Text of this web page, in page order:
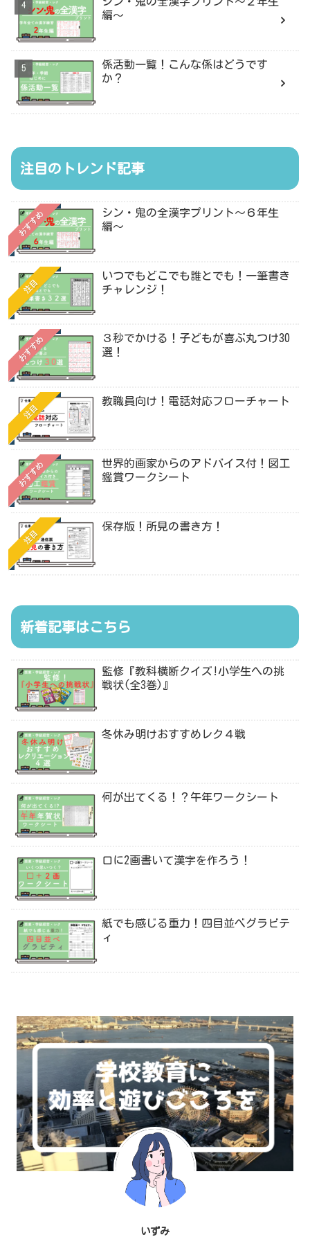
編〜
係活動一覧！こんな係はどうです
か？
注目のトレンド記事
おすすめ
シン・鬼の全漢字プリント〜６年生
編〜
注目
いつでもどこでも誰とでも！一筆書き
チャレンジ！
おすすめ
３秒でかける！子どもが喜ぶ丸つけ30
選！
注目
教職員向け！電話対応フローチャート
おすすめ
世界的画家からのアドバイス付！図工
鑑賞ワークシート
注目
保存版！所見の書き方！
新着記事はこちら
監修『教科横断クイズ!小学生への挑
戦状(全3巻)』
冬休み明けおすすめレク４戦
何が出てくる！？午年ワークシート
口に2画書いて漢字を作ろう！
紙でも感じる重力！四目並べグラビテ
ィ
いずみ